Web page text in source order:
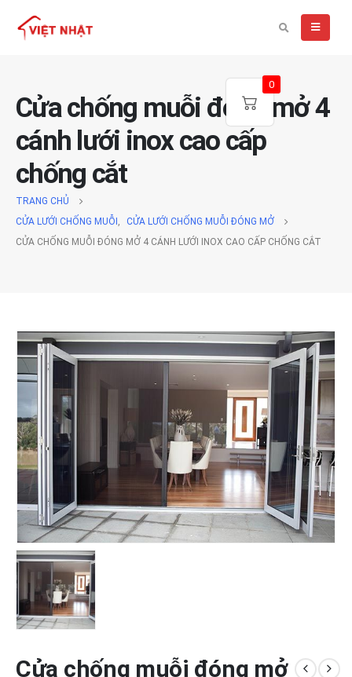
Cửa chống muỗi đóng mở 4
cánh lưới inox cao cấp
chống cắt
TRANG CHỦ
CỬA LƯỚI CHỐNG MUỖI ,
CỬA LƯỚI CHỐNG MUỖI ĐÓNG MỞ
CỬA CHỐNG MUỖI ĐÓNG MỞ 4 CÁNH LƯỚI INOX CAO CẤP CHỐNG CẮT
Cửa chống muỗi đóng mở
0